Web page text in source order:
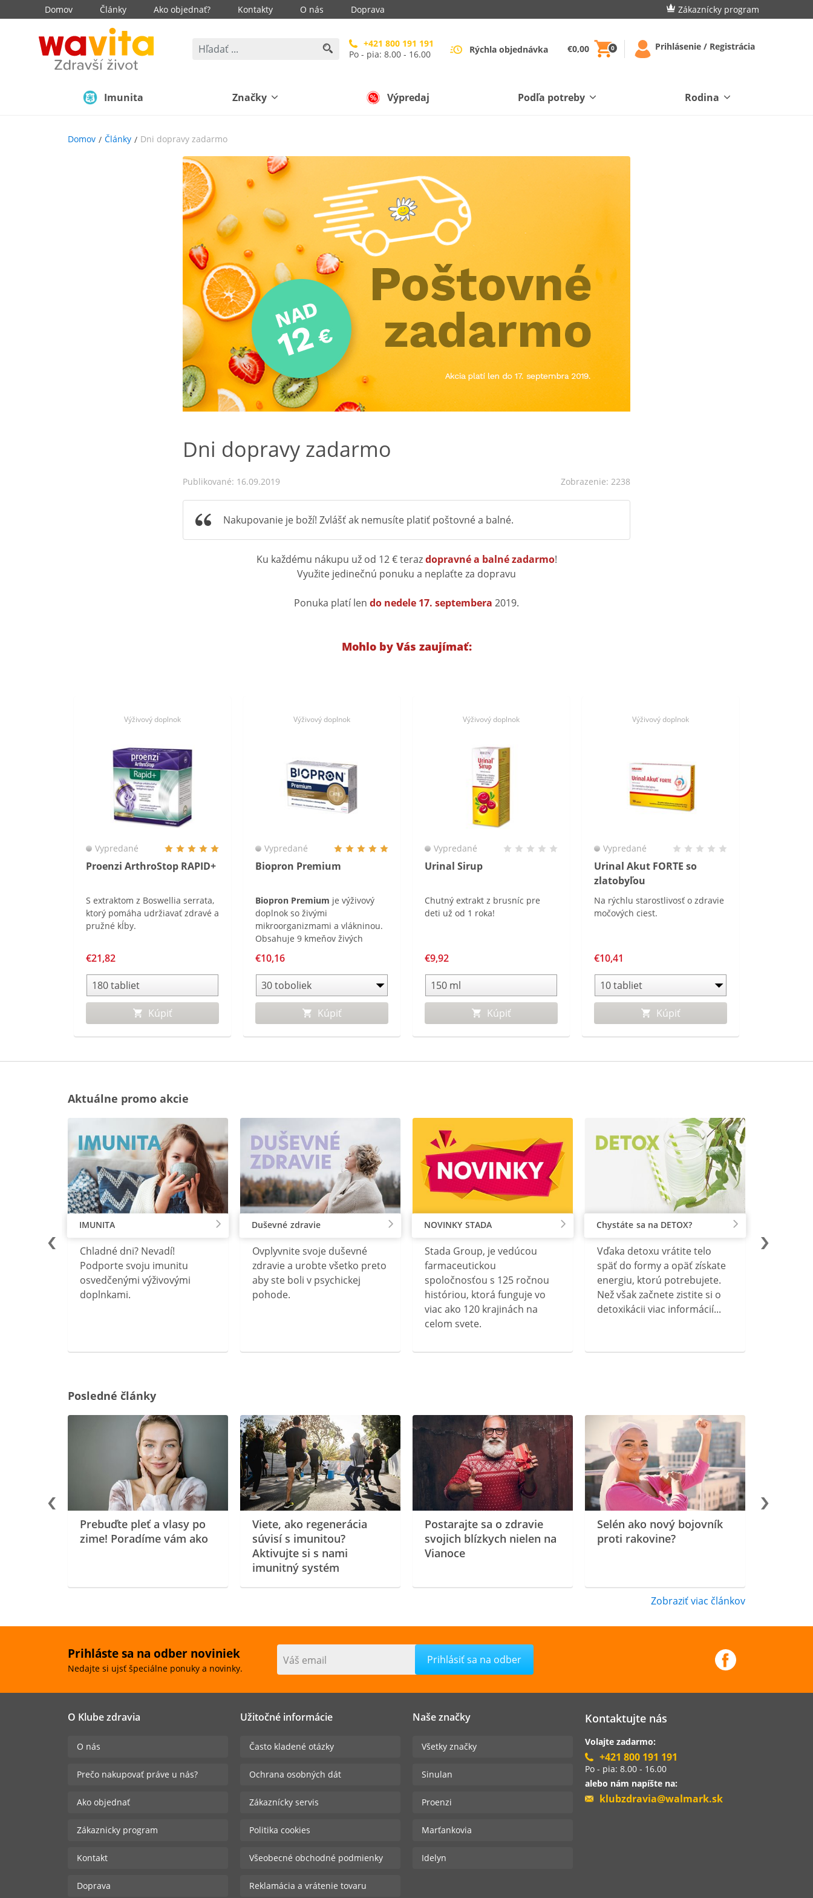
Domov Články Ako objednať? Kontakty O nás Doprava Zákaznícky program
+421 800 191 191
Po - pia: 8.00 - 16.00
Rýchla objednávka €0,00 0 Prihlásenie / Registrácia
Imunita Značky Výpredaj Podľa potreby Rodina
Domov Články Dni dopravy zadarmo
Dni dopravy zadarmo
Publikované: 16.09.2019 Zobrazenie: 2238
Nakupovanie je boží! Zvlášť ak nemusíte platiť poštovné a balné.
Ku každému nákupu už od 12 € terazdopravné a balné zadarmo!
Využite jedinečnú ponuku a neplaťte za dopravu
Ponuka platí len do nedele 17. septembera 2019.
Mohlo by Vás zaujímať:
Výživový doplnok
Proenzi ArthroStop RAPID+
Vypredané
S extraktom z Boswellia serrata,
ktorý pomáha udržiavať zdravé a
pružné kĺby.
€21,82
Kúpiť
Výživový doplnok
Biopron Premium
Vypredané
Biopron Premium je výživový
doplnok so živými
mikroorganizmami a vlákninou.
Obsahuje 9 kmeňov živých
dávke 20 miliárd CFU a je
obohatený
o fruktooligosacharidy a je
vhodný pre deti od 3 rokov a
€10,16
Kúpiť
Výživový doplnok
Urinal Sirup
Vypredané
Chutný extrakt z brusníc pre
deti už od 1 roka!
€9,92
Kúpiť
Výživový doplnok
Urinal Akut FORTE so
zlatobyľou
Vypredané
Na rýchlu starostlivosť o zdravie
močových ciest.
€10,41
Kúpiť
Aktuálne promo akcie
IMUNITA
Chladné dni? Nevadí!
Podporte svoju imunitu
osvedčenými výživovými
doplnkami.
Duševné zdravie
Ovplyvnite svoje duševné
zdravie a urobte všetko preto
aby ste boli v psychickej
pohode.
NOVINKY STADA
Stada Group, je vedúcou
farmaceutickou
spoločnosťou s 125 ročnou
históriou, ktorá funguje vo
viac ako 120 krajinách na
celom svete.
Chystáte sa na DETOX?
Vďaka detoxu vrátite telo
späť do formy a opäť získate
energiu, ktorú potrebujete.
Než však začnete zistite si o
detoxikácii viac informácií...
Posledné články
Prebuďte pleť a vlasy po
zime! Poradíme vám ako
Viete, ako regenerácia
súvisí s imunitou?
Aktivujte si s nami
imunitný systém
Postarajte sa o zdravie
svojich blízkych nielen na
Vianoce
Selén ako nový bojovník
proti rakovine?
Zobraziť viac článkov
Prihláste sa na odber noviniek
Nedajte si ujsť špeciálne ponuky a novinky.
Váš email
O Klube zdravia
O nás
Prečo nakupovať práve u nás?
Ako objednať
Zákaznicky program
Kontakt
Doprava
Užitočné informácie
Často kladené otázky
Ochrana osobných dát
Zákaznícky servis
Politika cookies
Všeobecné obchodné podmienky
Reklamácia a vrátenie tovaru
Naše značky
Všetky značky
Sinulan
Proenzi
Marťankovia
Idelyn
Kontaktujte nás
Volajte zadarmo:
+421 800 191 191
Po - pia: 8.00 - 16.00
alebo nám napíšte na:
klubzdravia@walmark.sk